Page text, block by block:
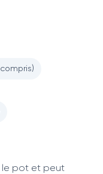
le pot et peut